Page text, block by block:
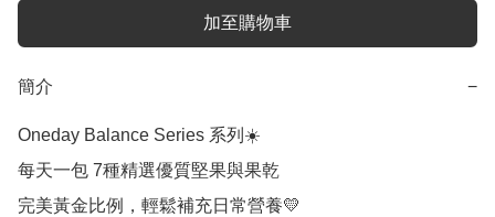
加至購物車
簡介 −
Oneday Balance Series 系列☀️
每天一包 7種精選優質堅果與果乾
完美黃金比例，輕鬆補充日常營養💛